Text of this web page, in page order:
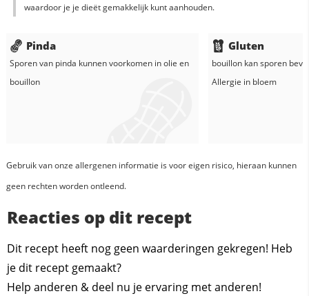
waardoor je je dieët gemakkelijk kunt aanhouden.
Pinda
Sporen van pinda kunnen voorkomen inolie en
bouillon
Gluten
bouillonkan sporen
Allergie in bloem
Gebruik van onze allergenen informatie is voor eigen risico, hieraan kunnen
geen rechten worden ontleend.
Reacties op dit recept
Dit recept heeft nog geen waarderingen gekregen! Heb
je dit recept gemaakt?
Help anderen & deel nu je ervaring met anderen!